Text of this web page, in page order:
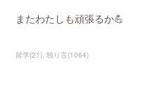
またわたしも頑張るか💪
留学(21) 独り言(1064)